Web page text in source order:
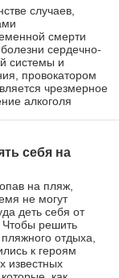
случаев,
смерти
сердечно-
системы и
провокатором
чрезмерное
алкоголя
себя на
на пляж,
не могут
деть себя от
Чтобы решить
отдыха,
к героям
известных